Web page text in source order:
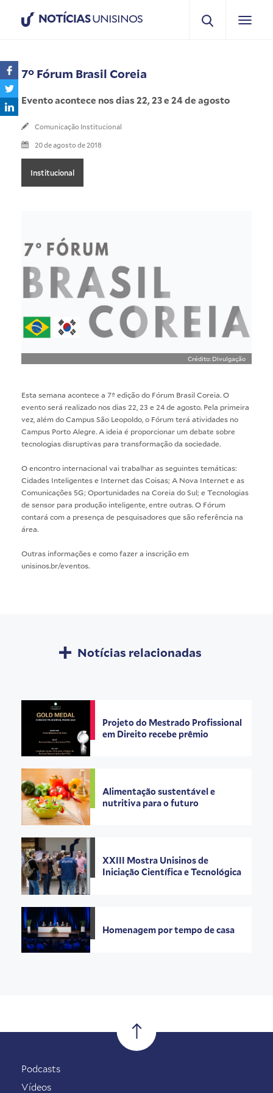
NOTÍCIASUNISINOS
7° Fórum Brasil Coreia
Evento acontece nos dias 22, 23 e 24 de agosto
Comunicação Institucional
20 de agosto de 2018
Institucional
Crédito: Divulgação
Esta semana acontece a 7ª edição do Fórum Brasil Coreia. O
evento será realizado nos dias 22, 23 e 24 de agosto. Pela primeira
vez, além do Campus São Leopoldo, o Fórum terá atividades no
Campus Porto Alegre. A ideia é proporcionar um debate sobre
tecnologias disruptivas para transformação da sociedade.
O encontro internacional vai trabalhar as seguintes temáticas:
Cidades Inteligentes e Internet das Coisas; A Nova Internet e as
Comunicações 5G; Oportunidades na Coreia do Sul; e Tecnologias
de sensor para produção inteligente, entre outras. O Fórum
contará com a presença de pesquisadores que são referência na
área.
Outras informações e como fazer a inscrição em
unisinos.br/eventos.
Notícias relacionadas
Projeto do Mestrado Profissional
em Direito recebe prêmio
Alimentação sustentável e
nutritiva para o futuro
XXIII Mostra Unisinos de
Iniciação Científica e Tecnológica
Homenagem por tempo de casa
Podcasts
Vídeos